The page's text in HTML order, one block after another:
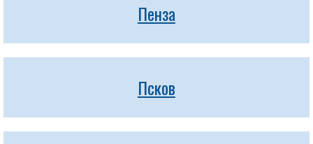
Пенза
Псков